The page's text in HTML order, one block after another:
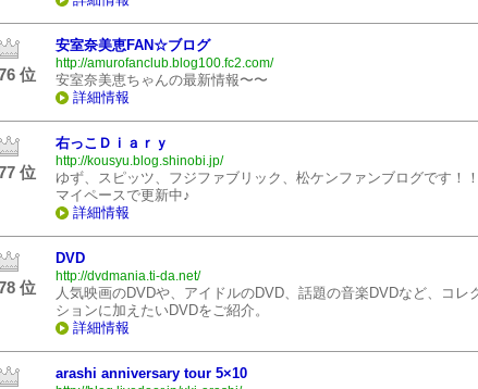
位
安室奈美恵FAN☆ブログ
http://amurofanclub.blog100.fc2.com/
安室奈美恵ちゃんの最新情報〜〜
詳細情報
位
右っこＤｉａｒｙ
http://kousyu.blog.shinobi.jp/
ゆず、スピッツ、フジファブリック、松ケンファンブログです！！
マイペースで更新中♪
詳細情報
位
DVD
http://dvdmania.ti-da.net/
人気映画のDVDや、アイドルのDVD、話題の音楽DVDなど、コレ
ションに加えたいDVDをご紹介。
詳細情報
arashi anniversary tour 5×10